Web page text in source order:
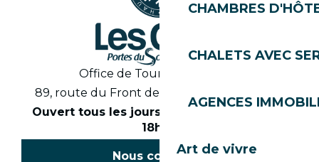
CHAMBRES
CHALETS AVEC
AGENCES
Art de vivre
Office de Tourisme des Gets
89, route du Front de Neige 74260 Les Gets
Ouvert tous les jours en saison de 8h30 à
18h30
Nous contacter